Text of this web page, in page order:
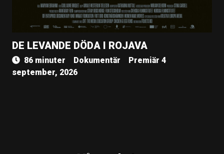
DE LEVANDE DÖDA I ROJAVA
86 minuter Dokumentär
Premiär 4
september, 2026